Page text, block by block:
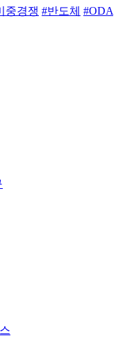
중경쟁 #반도체 #ODA